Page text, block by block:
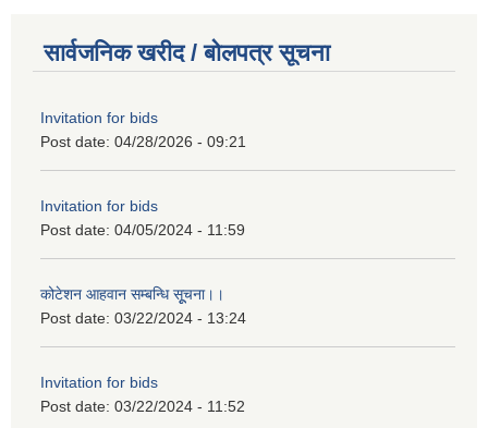
सार्वजनिक खरीद / बोलपत्र सूचना
Invitation for bids
Post date: 04/28/2026 - 09:21
Invitation for bids
Post date: 04/05/2024 - 11:59
कोटेशन आहवान सम्बन्धि सूूचना।।
Post date: 03/22/2024 - 13:24
Invitation for bids
Post date: 03/22/2024 - 11:52